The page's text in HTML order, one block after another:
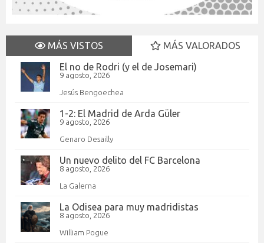
MÁS VISTOS
MÁS VALORADOS
El no de Rodri (y el de Josemari)
9 agosto, 2026
Jesús Bengoechea
1-2: El Madrid de Arda Güler
9 agosto, 2026
Genaro Desailly
Un nuevo delito del FC Barcelona
8 agosto, 2026
La Galerna
La Odisea para muy madridistas
8 agosto, 2026
William Pogue